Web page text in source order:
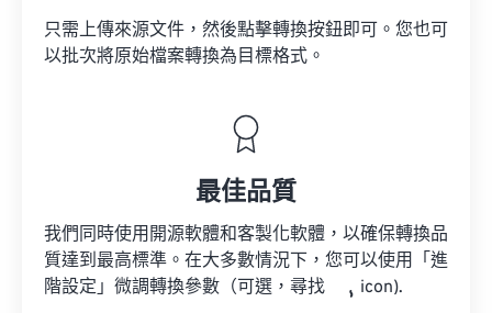
只需上傳來源文件，然後點擊轉換按鈕即可。您也可
以批次將原始檔案轉換為目標格式。
最佳品質
我們同時使用開源軟體和客製化軟體，以確保轉換品
質達到最高標準。在大多數情況下，您可以使用「進
階設定」微調轉換參數（可選，尋找
icon).